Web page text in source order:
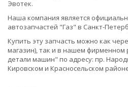
Эвотек.
Наша компания является
автозапчастей "Газ" в Санкт-
Купить эту запчасть можно как
магазин), так и в нашем фирменном
детали машин" по адресу: пр.
Кировском и Красносельском